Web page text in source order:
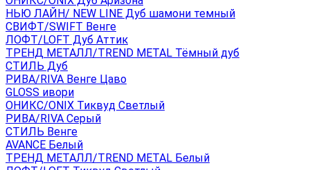
НЬЮ ЛАЙН/ NEW LINE Дуб шамони темный
СВИФТ/SWIFT Венге
ЛОФТ/LOFT Дуб Аттик
ТРЕНД МЕТАЛЛ/TREND METAL Тёмный дуб
СТИЛЬ Дуб
РИВА/RIVA Венге Цаво
GLOSS ивори
ОНИКС/ONIX Тиквуд Светлый
РИВА/RIVA Серый
СТИЛЬ Венге
AVANСE Белый
ТРЕНД МЕТАЛЛ/TREND METAL Белый